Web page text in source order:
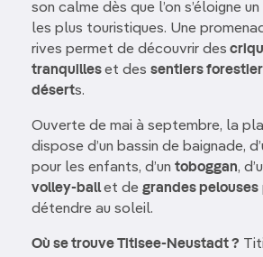
son calme dès que l’on s’éloigne
les plus touristiques. Une
rives permet de découvrir des
tranquilleset des sentiers
déserts.
Ouverte de mai à septembre, la
dispose d’un bassin de baignade,
pour les enfants, d’un toboggan,
volley-ballet de grandes pelouses
détendre au soleil.
Où se trouve Titisee-Neustadt ?